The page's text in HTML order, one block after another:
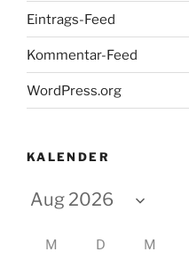
Eintrags-Feed
Kommentar-Feed
WordPress.org
KALENDER
M D M